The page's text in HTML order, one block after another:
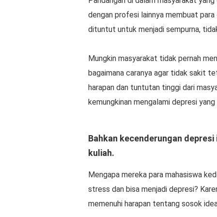
dengan profesi lainnya membuat
dituntut untuk menjadi sempurna,
Mungkin masyarakat tidak pernah
bagaimana caranya agar tidak sakit
harapan dan tuntutan tinggi dari
kemungkinan mengalami depresi
Bahkan kecenderungan
kuliah.
Mengapa mereka para mahasiswa
stress dan bisa menjadi depresi?
memenuhi harapan tentang sosok